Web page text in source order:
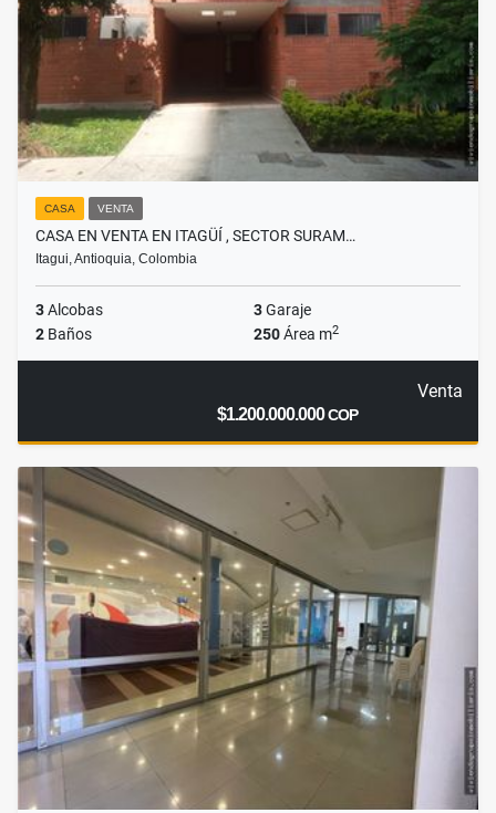
CASA VENTA
CASA EN VENTA EN ITAGÜÍ , SECTOR SURAM…
Itagui, Antioquia, Colombia
3Alcobas 3Garaje
2 Baños 250Área m2
Venta
$1.200.000.000COP